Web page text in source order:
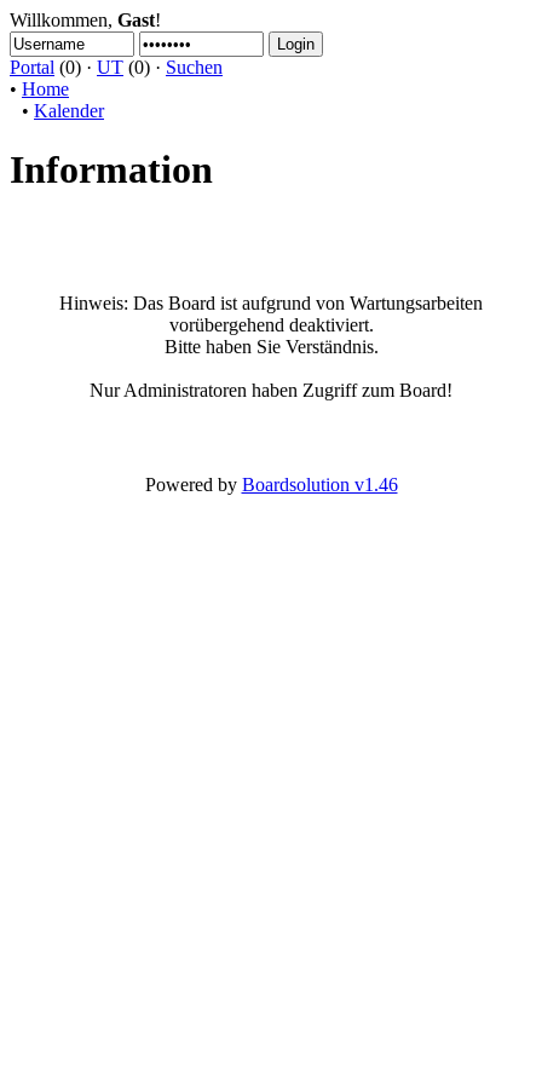
Willkommen, Gast!
Portal (0) · UT (0) · Suchen
• Home
• Kalender
Information
Hinweis: Das Board ist aufgrund von Wartungsarbeiten
vorübergehend deaktiviert.
Bitte haben Sie Verständnis.
Nur Administratoren haben Zugriff zum Board!
Powered by Boardsolution v1.46